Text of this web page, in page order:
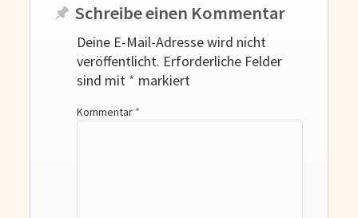
Schreibe einen Kommentar
Deine E-Mail-Adresse wird nicht
veröffentlicht. Erforderliche Felder
sind mit * markiert
Kommentar *